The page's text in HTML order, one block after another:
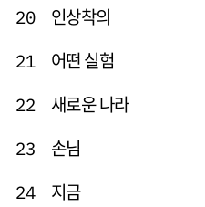
20 인상착의
21 어떤 실험
22 새로운 나라
23 손님
24 지금